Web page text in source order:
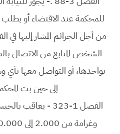
للمحكمة عند الاقتضاء أو بطلب
الشخص المتابع من الاتصال
تواجدها، أو التواصل معها بأي
إلى حين بت
الفصل 1-323 -